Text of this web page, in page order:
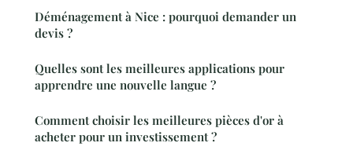
Déménagement à Nice : pourquoi demander un
devis ?
Quelles sont les meilleures applications pour
apprendre une nouvelle langue ?
Comment choisir les meilleures pièces d'or à
acheter pour un investissement ?